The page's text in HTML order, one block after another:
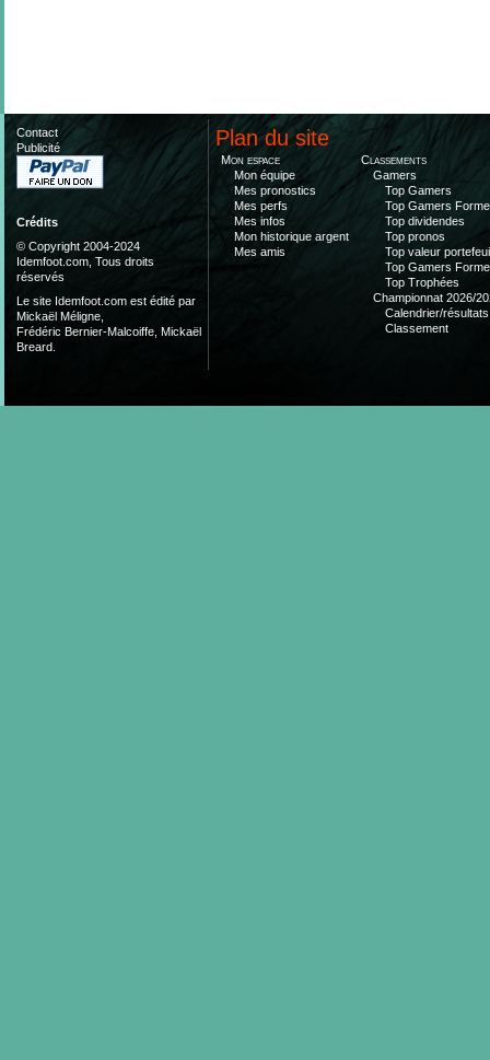
Contact
Publicité
Crédits
© Copyright 2004-2024
Idemfoot.com, Tous droits
réservés
Le site Idemfoot.com est édité par
Mickaël Méligne,
Frédéric Bernier-Malcoiffe, Mickaël
Breard.
Plan du site
Mon espace
Mon équipe
Mes pronostics
Mes perfs
Mes infos
Mon historique argent
Mes amis
Classements
Gamers
Top Gamers
Top Gamers Forme
Top dividendes
Top pronos
Top valeur
Top Gamers Forme
Top Trophées
Championnat 2026/
Calendrier/résultats
Classement